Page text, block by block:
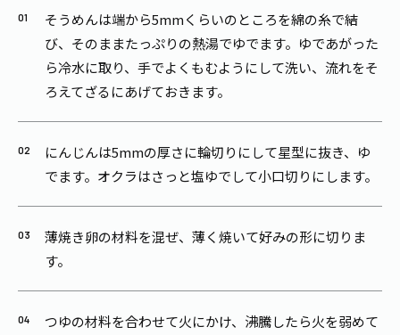
そうめんは端から5mmくらいのところを綿の糸で結
び、そのままたっぷりの熱湯でゆでます。ゆであがった
ら冷水に取り、手でよくもむようにして洗い、流れをそ
ろえてざるにあげておきます。
にんじんは5mmの厚さに輪切りにして星型に抜き、ゆ
でます。オクラはさっと塩ゆでして小口切りにします。
薄焼き卵の材料を混ぜ、薄く焼いて好みの形に切りま
す。
つゆの材料を合わせて火にかけ、沸騰したら火を弱めて